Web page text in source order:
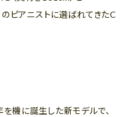
ピアニストに選ばれてきたC
機に誕生した新モデルで、